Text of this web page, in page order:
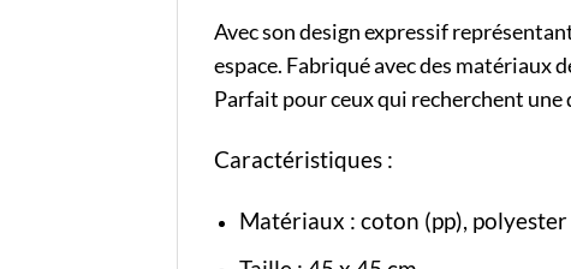
Avec son design expressif
espace. Fabriqué avec des
Parfait pour ceux qui recherchent
Caractéristiques :
Matériaux : coton (pp), polyester